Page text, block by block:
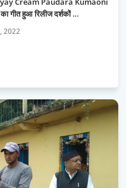
गीत हुआ रिलीज दर्शकों …
2022